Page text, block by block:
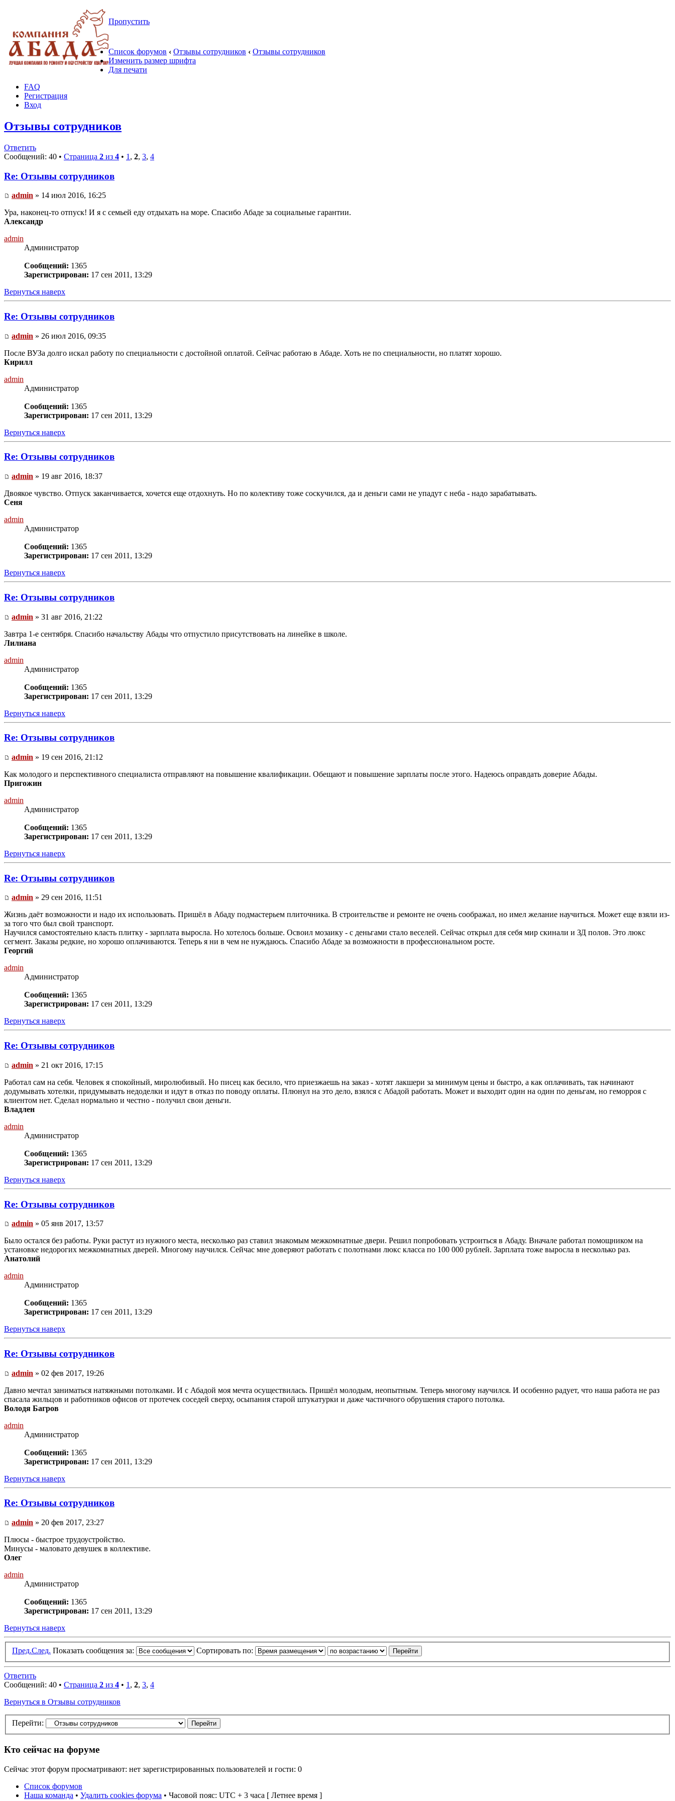
Пропустить
Список форумов ‹ Отзывы сотрудников ‹ Отзывы сотрудников
Изменить размер шрифта
Для печати
FAQ
Регистрация
Вход
Отзывы сотрудников
Ответить
Сообщений: 40 • Страница 2 из 4 • 1 , 2, 3, 4
Re: Отзывы сотрудников
admin » 14 июл 2016, 16:25
Ура, наконец-то отпуск! И я с семьей еду отдыхать на море. Спасибо Абаде за социальные гарантии.
Александр
admin
Администратор
Сообщений: 1365
Зарегистрирован: 17 сен 2011, 13:29
Вернуться наверх
Re: Отзывы сотрудников
admin » 26 июл 2016, 09:35
После ВУЗа долго искал работу по специальности с достойной оплатой. Сейчас работаю в Абаде. Хоть не по специальности, но платят хорошо.
Кирилл
admin
Администратор
Сообщений: 1365
Зарегистрирован: 17 сен 2011, 13:29
Вернуться наверх
Re: Отзывы сотрудников
admin » 19 авг 2016, 18:37
Двоякое чувство. Отпуск заканчивается, хочется еще отдохнуть. Но по колективу тоже соскучился, да и деньги сами не упадут с неба - надо зарабатывать.
Сеня
admin
Администратор
Сообщений: 1365
Зарегистрирован: 17 сен 2011, 13:29
Вернуться наверх
Re: Отзывы сотрудников
admin » 31 авг 2016, 21:22
Завтра 1-е сентября. Спасибо начальству Абады что отпустило присутствовать на линейке в школе.
Лилиана
admin
Администратор
Сообщений: 1365
Зарегистрирован: 17 сен 2011, 13:29
Вернуться наверх
Re: Отзывы сотрудников
admin » 19 сен 2016, 21:12
Как молодого и перспективного специалиста отправляют на повышение квалификации. Обещают и повышение зарплаты после этого. Надеюсь оправдать доверие Абады.
Пригожин
admin
Администратор
Сообщений: 1365
Зарегистрирован: 17 сен 2011, 13:29
Вернуться наверх
Re: Отзывы сотрудников
admin » 29 сен 2016, 11:51
Жизнь даёт возможности и надо их использовать. Пришёл в Абаду подмастерьем плиточника. В строительстве и ремонте не очень соображал, но имел желание научиться. Может еще взяли из-
за того что был свой транспорт.
Научился самостоятельно класть плитку - зарплата выросла. Но хотелось больше. Освоил мозаику - с деньгами стало веселей. Сейчас открыл для себя мир скинали и ЗД полов. Это люкс
сегмент. Заказы редкие, но хорошо оплачиваются. Теперь я ни в чем не нуждаюсь. Спасибо Абаде за возможности в профессиональном росте.
Георгий
admin
Администратор
Сообщений: 1365
Зарегистрирован: 17 сен 2011, 13:29
Вернуться наверх
Re: Отзывы сотрудников
admin » 21 окт 2016, 17:15
Работал сам на себя. Человек я спокойный, миролюбивый. Но писец как бесило, что приезжаешь на заказ - хотят лакшери за минимум цены и быстро, а как оплачивать, так начинают
додумывать хотелки, придумывать недоделки и идут в отказ по поводу оплаты. Плюнул на это дело, взялся с Абадой работать. Может и выходит один на один по деньгам, но геморроя с
клиентом нет. Сделал нормально и честно - получил свои деньги.
Владлен
admin
Администратор
Сообщений: 1365
Зарегистрирован: 17 сен 2011, 13:29
Вернуться наверх
Re: Отзывы сотрудников
admin » 05 янв 2017, 13:57
Было остался без работы. Руки растут из нужного места, несколько раз ставил знакомым межкомнатные двери. Решил попробовать устроиться в Абаду. Вначале работал помощником на
установке недорогих межкомнатных дверей. Многому научился. Сейчас мне доверяют работать с полотнами люкс класса по 100 000 рублей. Зарплата тоже выросла в несколько раз.
Анатолий
admin
Администратор
Сообщений: 1365
Зарегистрирован: 17 сен 2011, 13:29
Вернуться наверх
Re: Отзывы сотрудников
admin » 02 фев 2017, 19:26
Давно мечтал заниматься натяжными потолками. И с Абадой моя мечта осуществилась. Пришёл молодым, неопытным. Теперь многому научился. И особенно радует, что наша работа не раз
спасала жильцов и работников офисов от протечек соседей сверху, осыпания старой штукатурки и даже частичного обрушения старого потолка.
Володя Багров
admin
Администратор
Сообщений: 1365
Зарегистрирован: 17 сен 2011, 13:29
Вернуться наверх
Re: Отзывы сотрудников
admin » 20 фев 2017, 23:27
Плюсы - быстрое трудоустройство.
Минусы - маловато девушек в коллективе.
Олег
admin
Администратор
Сообщений: 1365
Зарегистрирован: 17 сен 2011, 13:29
Вернуться наверх
Пред.След. Показать сообщения за: Сортировать по:
Ответить
Сообщений: 40 • Страница 2 из 4 • 1 , 2, 3, 4
Вернуться в Отзывы сотрудников
Перейти:
Кто сейчас на форуме
Сейчас этот форум просматривают: нет зарегистрированных пользователей и гости: 0
Список форумов
Наша команда • Удалить cookies форума • Часовой пояс: UTC + 3 часа [ Летнее время ]